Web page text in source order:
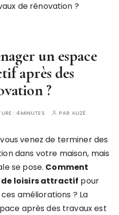
de rénovation ?
un espace
après des
?
: 4MINUTES PAR ALIZÉ
venez de terminer des
dans votre maison, mais
se pose. Comment
de loisirs attractif pour
améliorations ? La
après des travaux est